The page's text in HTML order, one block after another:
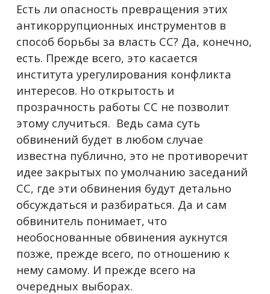
Есть ли опасность превращения этих
антикоррупционных инструментов в
способ борьбы за власть СС? Да, конечно,
есть. Прежде всего, это касается
института урегулирования конфликта
интересов. Но открытость и
прозрачность работы СС не позволит
этому случиться. Ведь сама суть
обвинений будет в любом случае
известна публично, это не противоречит
идее закрытых по умолчанию заседаний
СС, где эти обвинения будут детально
обсуждаться и разбираться. Да и сам
обвинитель понимает, что
необоснованные обвинения аукнутся
позже, прежде всего, по отношению к
нему самому. И прежде всего на
очередных выборах.